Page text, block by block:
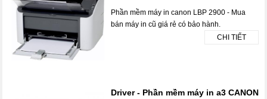
Phần mềm máy in canon LBP 2900 - Mua
bán máy in cũ giá rẻ có bảo hành.
CHI TIẾT
Driver - Phần mềm máy in a3 CANON